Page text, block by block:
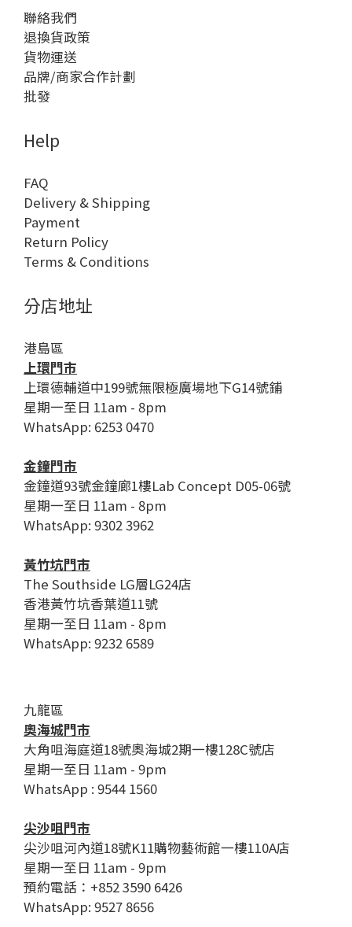
聯絡我們
退換貨政策
貨物運送
品牌/商家合作計劃
批發
Help
FAQ
Delivery & Shipping
Payment
Return Policy
Terms & Conditions
分店地址
港島區
上環門市
上環德輔道中199號無限極廣場地下G14號鋪
星期一至日 11am - 8pm
WhatsApp: 6253 0470
金鐘門市
金鐘道93號金鐘廊1樓Lab Concept D05-06號
星期一至日 11am - 8pm
WhatsApp: 9302 3962
黃竹坑門市
The Southside LG層LG24店
香港黃竹坑香葉道11號
星期一至日 11am - 8pm
WhatsApp: 9232 6589
九龍區
奧海城門市
大角咀海庭道18號奧海城2期一樓128C號店
星期一至日 11am - 9pm
WhatsApp : 9544 1560
尖沙咀門市
尖沙咀河內道18號K11購物藝術館一樓110A店
星期一至日 11am - 9pm
預約電話：+852 3590 6426
WhatsApp: 9527 8656